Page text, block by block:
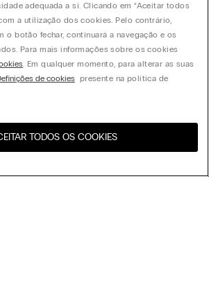
United States
adequada a si. Clicando em “Aceitar todos
a utilização dos cookies. Pelo contrário,
o botão fechar, continuará a navegação e os
Para mais informações sobre os cookies
. Em qualquer momento, para alterar as suas
de cookiespresente na política de
TODOS OS COOKIES